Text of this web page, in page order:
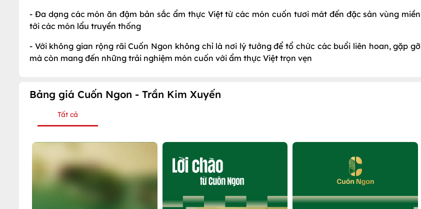
- Đa dạng các món ăn đậm bản sắc ẩm thực Việt từ các món cuốn tươi mát đến đặc sản vùng miền
tới các món lẩu truyền thống
- Với không gian rộng rãi Cuốn Ngon không chỉ là nơi lý tưởng để tổ chức các buổi liên hoan, gặp gỡ
mà còn mang đến những trải nghiệm món cuốn với ẩm thực Việt trọn vẹn
Bảng giá Cuốn Ngon - Trần Kim Xuyến
Tất cả